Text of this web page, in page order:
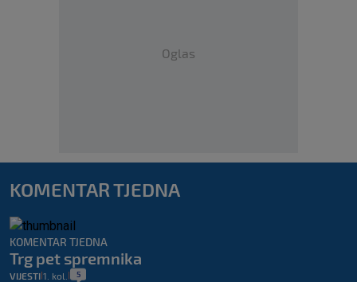
Oglas
KOMENTAR TJEDNA
KOMENTAR TJEDNA
Trg pet spremnika
VIJESTI 1. kol. 5